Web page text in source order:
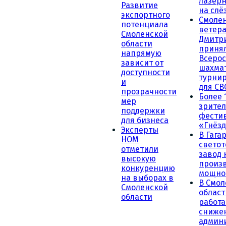
Развитие
экспортного
потенциала
Смоленской
области
напрямую
зависит от
доступности
и
прозрачности
мер
поддержки
для бизнеса
Эксперты
НОМ
отметили
высокую
конкуренцию
на выборах в
Смоленской
области
на
для
Более
В
завод
В